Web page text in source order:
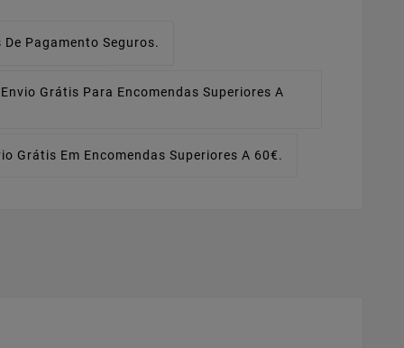
De Pagamento Seguros.
Envio Grátis Para Encomendas Superiores A
Grátis Em Encomendas Superiores A 60€.